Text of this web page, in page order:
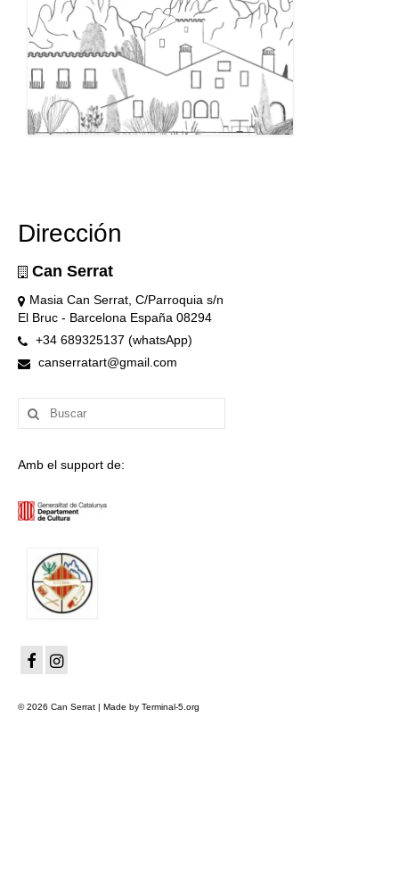
Dirección
Can Serrat
Masia Can Serrat, C/Parroquia s/n
El Bruc - Barcelona España 08294
+34 689325137 (whatsApp)
canserratart@gmail.com
Buscar
por:
Amb el support de:
© 2026 Can Serrat | Made by Terminal-5.org